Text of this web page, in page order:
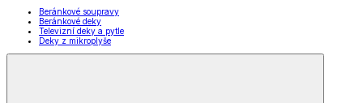
Beránkové soupravy
Beránkové deky
Televizní deky a pytle
Deky z mikroplyše